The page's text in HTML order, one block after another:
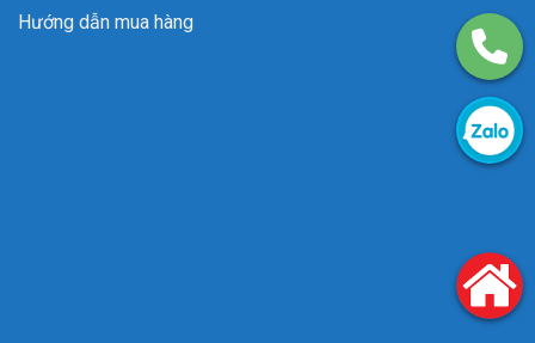
Hướng dẫn mua hàng